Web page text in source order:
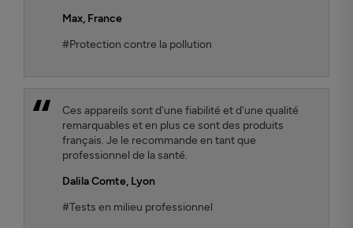
Max, France
#Protection contre la pollution
Ces appareils sont d'une fiabilité et d'une qualité
remarquables et en plus ce sont des produits
français. Je le recommande en tant que
professionnel de la santé.
Dalila Comte, Lyon
#Tests en milieu professionnel